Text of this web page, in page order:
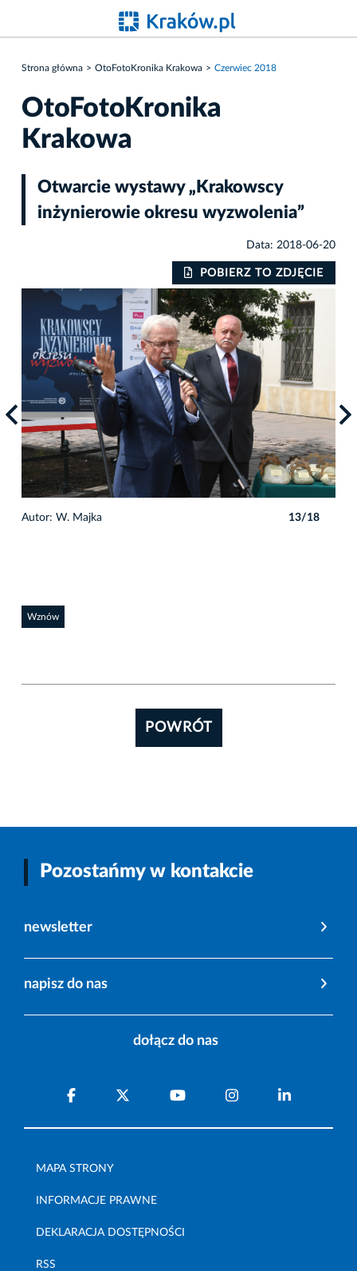
Strona główna OtoFotoKronika Krakowa Czerwiec 2018
OtoFotoKronika
Krakowa
Otwarcie wystawy „Krakowscy
inżynierowie okresu wyzwolenia”
Data: 2018-06-20
POBIERZ TO ZDJĘCIE
Autor: W. Majka 13/18
Wznów
POWRÓT
Pozostańmy w kontakcie
newsletter
napisz do nas
dołącz do nas
MAPA STRONY
INFORMACJE PRAWNE
DEKLARACJA DOSTĘPNOŚCI
RSS